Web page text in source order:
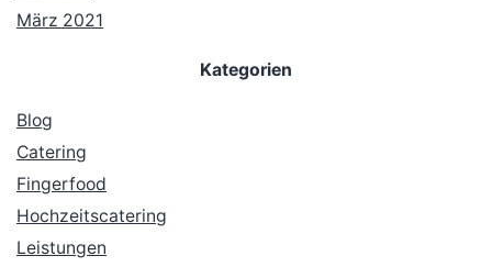
März 2021
Kategorien
Blog
Catering
Fingerfood
Hochzeitscatering
Leistungen